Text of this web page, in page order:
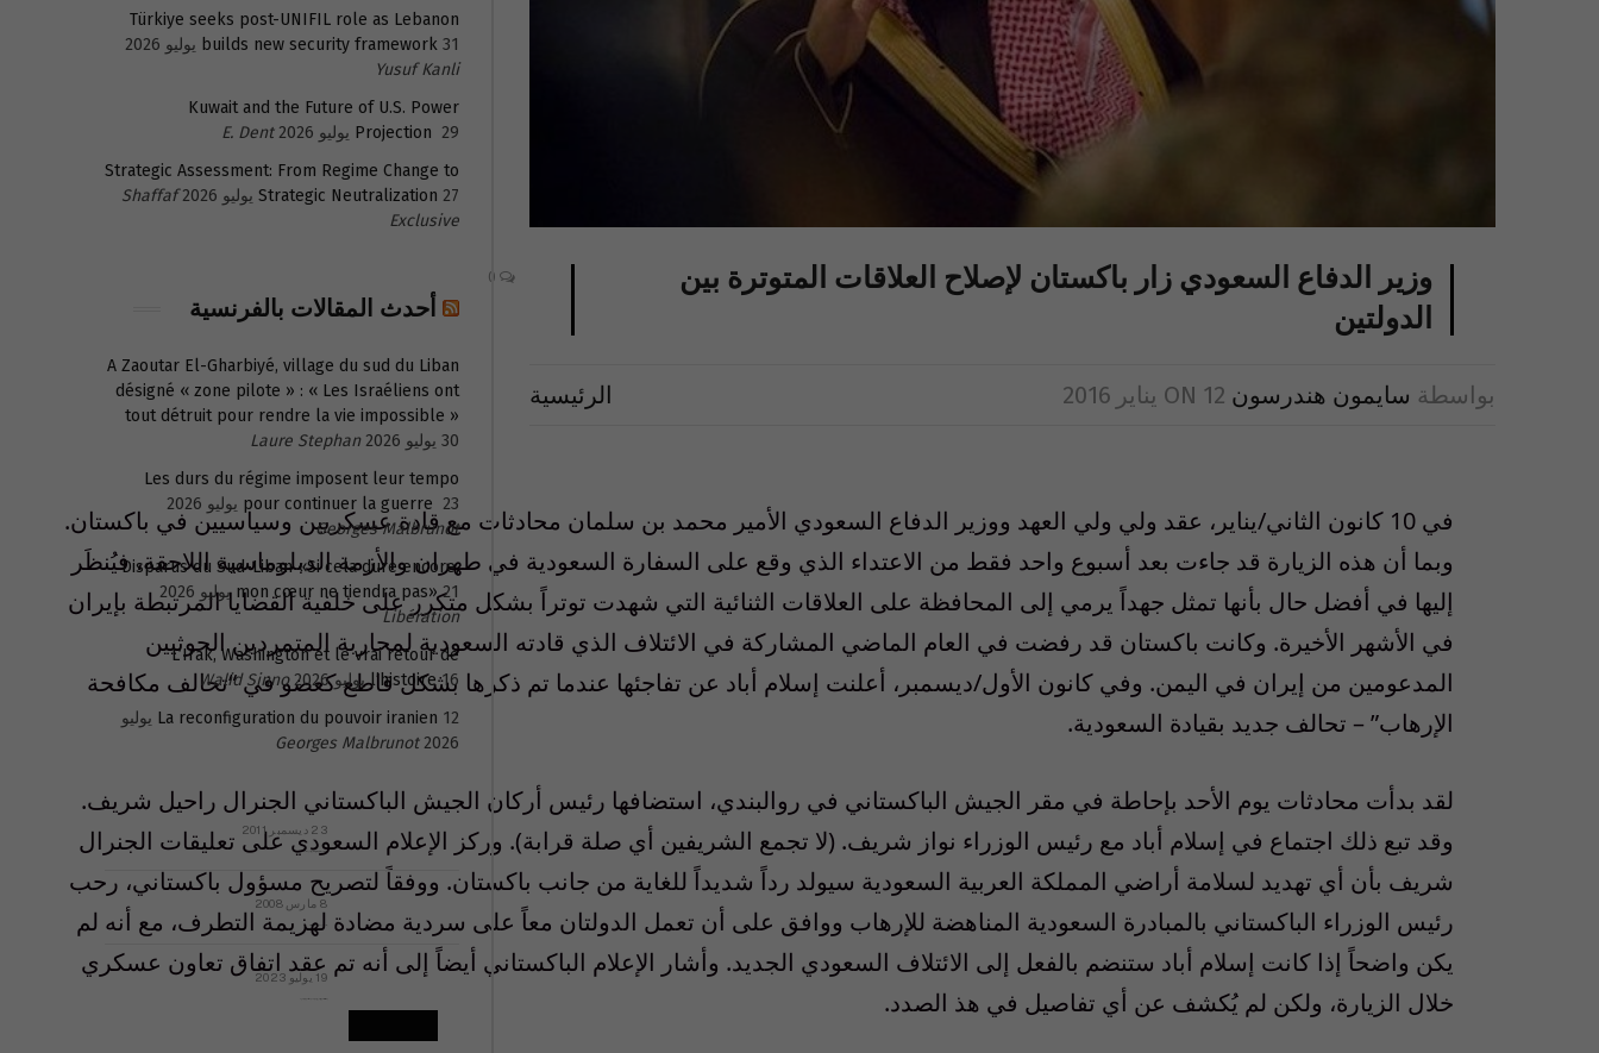
وزير الدفاع السعودي زار باكستان لإصلاح العلاقات المتوترة بين
الدولتين
بواسطة سايمون هندرسون ON 12 يناير 2016 الرئيسية
في 10 كانون الثاني/يناير، عقد ولي ولي العهد ووزير الدفاع السعودي الأمير محمد بن سلمان محادثات مع قادة عسكريين وسياسيين في باكستان.
وبما أن هذه الزيارة قد جاءت بعد أسبوع واحد فقط من الاعتداء الذي وقع على السفارة السعودية في طهران والأزمة الدبلوماسية اللاحقة، فيُنظَر
إليها في أفضل حال بأنها تمثل جهداً يرمي إلى المحافظة على العلاقات الثنائية التي شهدت توتراً بشكل متكرر على خلفية القضايا المرتبطة بإيران
في الأشهر الأخيرة. وكانت باكستان قد رفضت في العام الماضي المشاركة في الائتلاف الذي قادته السعودية لمحاربة المتمردين الحوثيين
المدعومين من إيران في اليمن. وفي كانون الأول/ديسمبر، أعلنت إسلام أباد عن تفاجئها عندما تم ذكرها بشكل قاطع كعضو في “تحالف مكافحة
الإرهاب” – تحالف جديد بقيادة السعودية.
لقد بدأت محادثات يوم الأحد بإحاطة في مقر الجيش الباكستاني في روالبندي، استضافها رئيس أركان الجيش الباكستاني الجنرال راحيل شريف.
وقد تبع ذلك اجتماع في إسلام أباد مع رئيس الوزراء نواز شريف. (لا تجمع الشريفين أي صلة قرابة). وركز الإعلام السعودي على تعليقات الجنرال
شريف بأن أي تهديد لسلامة أراضي المملكة العربية السعودية سيولد رداً شديداً للغاية من جانب باكستان. ووفقاً لتصريح مسؤول باكستاني، رحب
رئيس الوزراء الباكستاني بالمبادرة السعودية المناهضة للإرهاب ووافق على أن تعمل الدولتان معاً على سردية مضادة لهزيمة التطرف، مع أنه لم
يكن واضحاً إذا كانت إسلام أباد ستنضم بالفعل إلى الائتلاف السعودي الجديد. وأشار الإعلام الباكستاني أيضاً إلى أنه تم عقد اتفاق تعاون عسكري
خلال الزيارة، ولكن لم يُكشف عن أي تفاصيل في هذ الصدد.
Türkiye seeks post-UNIFIL role as Lebanon
builds new security framework 31 يوليو 2026
Yusuf Kanli
Kuwait and the Future of U.S. Power
Projection 29 يوليو 2026
E. Dent
Strategic Assessment: From Regime Change to
Strategic Neutralization 27 يوليو 2026
Shaffaf
Exclusive
أحدث المقالات بالفرنسية
A Zaoutar El-Gharbiyé, village du sud du Liban
désigné « zone pilote » : « Les Israéliens ont
tout détruit pour rendre la vie impossible »
30 يوليو 2026
Laure Stephan
Les durs du régime imposent leur tempo
pour continuer la guerre 23 يوليو 2026
Georges Malbrunot
Disparus du Sud-Liban «Si cela dure encore,
mon cœur ne tiendra pas» 21 يوليو 2026
Libération
L’Irak, Washington et le vrai retour de
l’histoire 16 يوليو 2026
Walid Sinno
La reconfiguration du pouvoir iranien 12 يوليو
2026
Georges Malbrunot
23 ديسمبر 2011
8 مارس 2008
19 يوليو 2023